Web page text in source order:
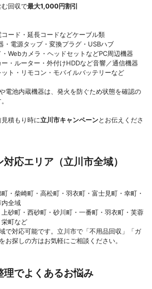
回収で最大1,000円割引
コード・延長コードなどケーブル類
・電源タップ・変換プラグ・USBハブ
・Webカメラ・ヘッドセットなどPC周辺機器
ー・ルーター・外付けHDDなど音響／通信機器
ット・リモコン・モバイルバッテリーなど
電池内蔵機器は、発火を防ぐため状態を確認の
積もり時に立川市キャンペーンとお伝えくださ
応エリア（立川市全域）
・柴崎町・高松町・羽衣町・富士見町・幸町・
全域
砂町・西砂町・砂川町・一番町・羽衣町・芙蓉
町など
で対応可能です。立川市で「不用品回収」「ガ
お探しの方はお気軽にご相談ください。
理でよくあるお悩み